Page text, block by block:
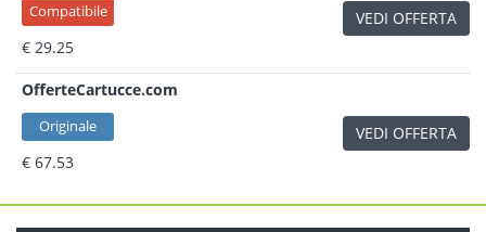
Compatibile
€ 29.25
VEDI OFFERTA
OfferteCartucce.com
Originale
€ 67.53
VEDI OFFERTA